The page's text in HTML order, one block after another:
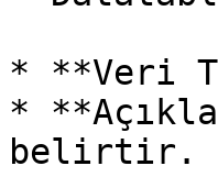
* **Veri
*
belirtir.